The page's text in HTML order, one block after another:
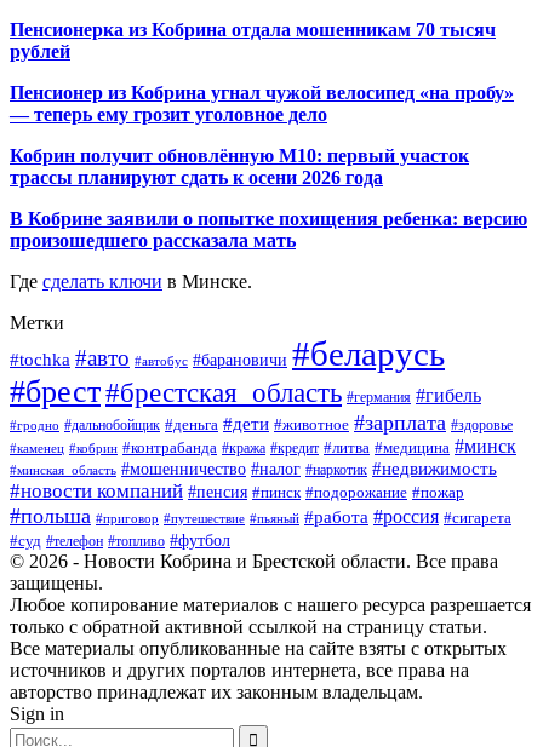
Пенсионерка из Кобрина отдала мошенникам 70 тысяч
рублей
Пенсионер из Кобрина угнал чужой велосипед «на пробу»
— теперь ему грозит уголовное дело
Кобрин получит обновлённую М10: первый участок
трассы планируют сдать к осени 2026 года
В Кобрине заявили о попытке похищения ребенка: версию
произошедшего рассказала мать
Где сделать ключи в Минске.
Метки
#tochka #авто #автобус #барановичи #беларусь
#брест#брестская_область #германия #гибель
#гродно #дальнобойщик #деньга #дети #животное #зарплата #здоровье
#каменец #кобрин #контрабанда #кража #кредит #литва #медицина #минск
#минская_область #мошенничество #налог #наркотик #недвижимость
#новости компаний #пенсия #пинск #подорожание #пожар
#польша #приговор #путешествие #пьяный #работа #россия #сигарета
#суд #телефон #топливо #футбол
© 2026 - Новости Кобрина и Брестской области. Все права
защищены.
Любое копирование материалов с нашего ресурса разрешается
только с обратной активной ссылкой на страницу статьи.
Все материалы опубликованные на сайте взяты с открытых
источников и других порталов интернета, все права на
авторство принадлежат их законным владельцам.
Sign in